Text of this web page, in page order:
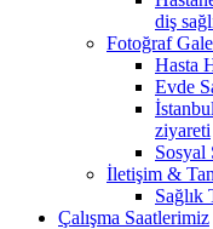
diş
Fotoğraf
Hasta
Evde
ziyareti
Sosyal
İletişim &
Sağlık
Çalışma Saatlerimiz